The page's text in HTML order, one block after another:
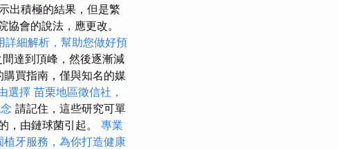
出積極的結果，但是繁
會的說法，應更改。
詳細解析，幫助您做好預
達到頂峰，然後逐漸減
購買指南，僅與知名的媒
選擇 苗栗地區徵信社，
請記住，這些研究可單
，由鏈球菌引起。 專業
植牙服務，為你打造健康